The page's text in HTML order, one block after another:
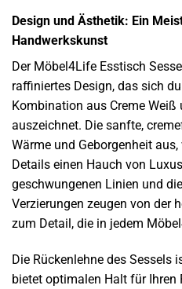
Design und Ästhetik: Ein
Handwerkskunst
Der Möbel4Life Esstisch
raffiniertes Design, das sich
Kombination aus Creme Weiß
auszeichnet. Die sanfte,
Wärme und Geborgenheit
Details einen Hauch von
geschwungenen Linien und
Verzierungen zeugen von der
zum Detail, die in jedem
Die Rückenlehne des Sessels
bietet optimalen Halt für Ihren